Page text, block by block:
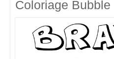
Coloriage Bubble